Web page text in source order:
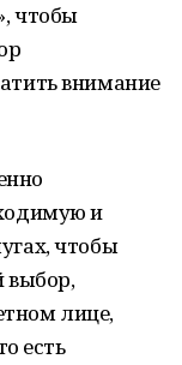
чтобы
внимание
и
чтобы
выбор,
лице,
есть